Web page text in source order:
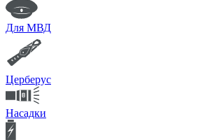
Для МВД
Церберус
Насадки